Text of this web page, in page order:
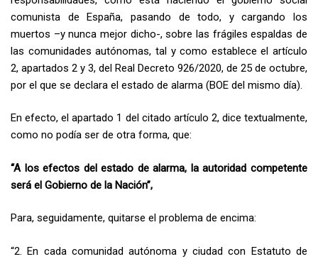
comunista de España, pasando de todo, y cargando los
muertos –y nunca mejor dicho-, sobre las frágiles espaldas de
las comunidades autónomas, tal y como establece el artículo
2, apartados 2 y 3, del Real Decreto 926/2020, de 25 de octubre,
por el que se declara el estado de alarma (BOE del mismo día).
En efecto, el apartado 1 del citado artículo 2, dice textualmente,
como no podía ser de otra forma, que:
“A los efectos del estado de alarma, la autoridad competente
será el Gobierno de la Nación”,
Para, seguidamente, quitarse el problema de encima:
“2. En cada comunidad autónoma y ciudad con Estatuto de